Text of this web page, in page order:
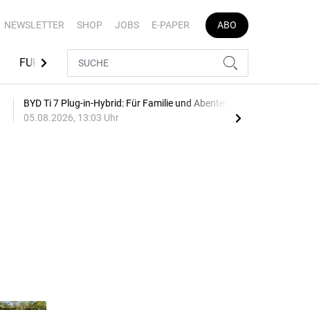
NEWSLETTER SHOP JOBS E-PAPER ABO
FUHRPARK-TOOLS FLOTTENLÖSUNGEN
BYD Ti 7 Plug-in-Hybrid: Für Familie und Abenteuer
05.08.2026, 13:03 Uhr